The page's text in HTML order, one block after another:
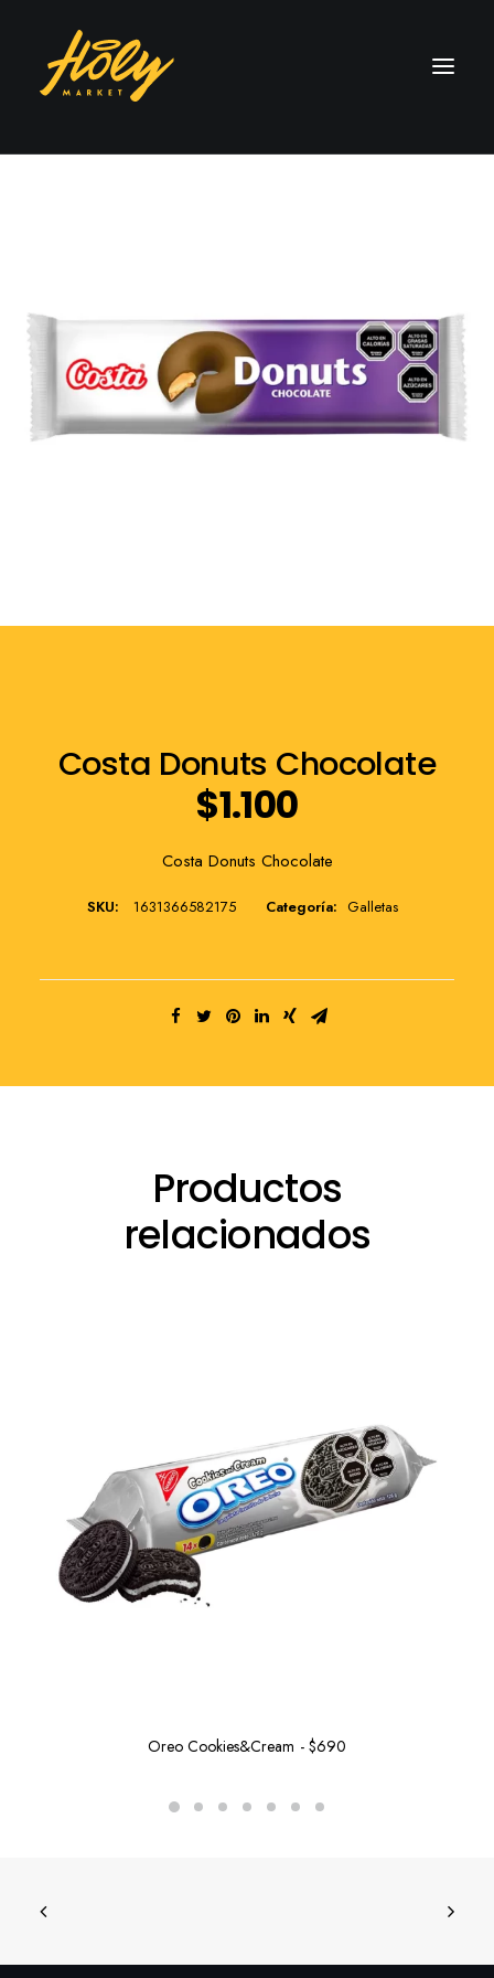
Costa Donuts Chocolate
$1.100
Costa Donuts Chocolate
SKU: 1631366582175 Categoría: Galletas
Productos
relacionados
Oreo Cookies&Cream $690